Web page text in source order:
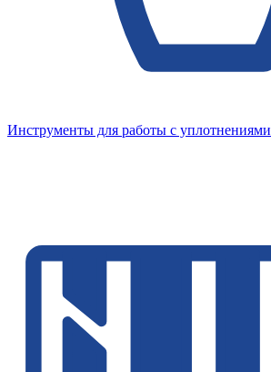
Инструменты для работы с уплотнениями